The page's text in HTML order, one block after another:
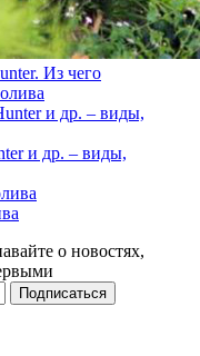
Из чего
и др. – виды,
о новостях,